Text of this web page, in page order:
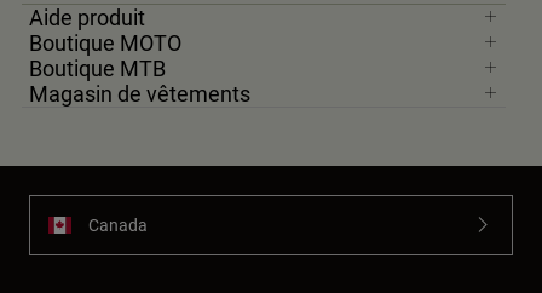
Aide produit
Boutique MOTO
Boutique MTB
Magasin de vêtements
Canada